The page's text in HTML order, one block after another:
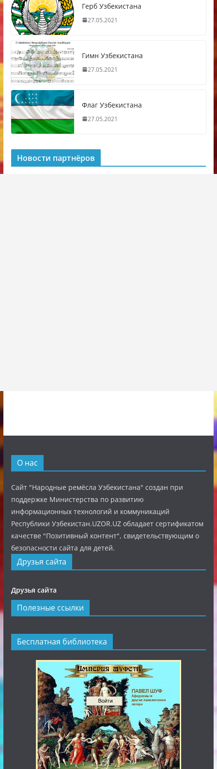
Герб Узбекистана
27.05.2021
Гимн Узбекистана
27.05.2021
Флаг Узбекистана
27.05.2021
Новости партнёров
О нас
Сайт "Народные ремёсла Узбекистана" создан при
поддержке Министерства по развитию
информационных технологий и коммуникаций
Республики Узбекистан.UZOR.UZ обладает сертификатом
качестве "Позитивный контент", свидетельствующим о
безопасности сайта для детей.
Друзья сайта
Друзья сайта
Полезные ссылки
Бесплатная библиотека